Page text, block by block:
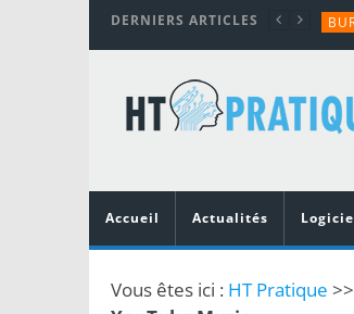
DERNIERS ARTICLES
Accueil
Actualités
Vous êtes ici : HT Pratique >>